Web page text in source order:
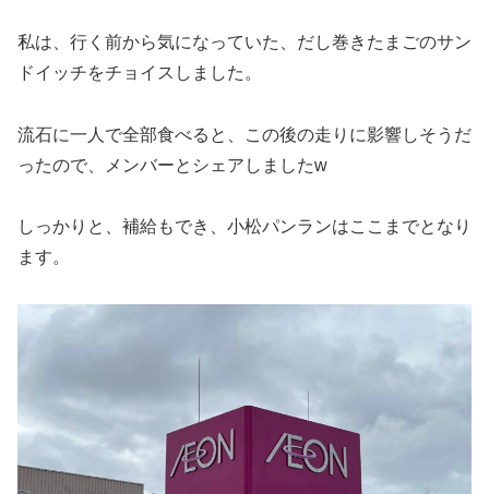
私は、行く前から気になっていた、だし巻きたまごのサン
ドイッチをチョイスしました。
流石に一人で全部食べると、この後の走りに影響しそうだ
ったので、メンバーとシェアしましたw
しっかりと、補給もでき、小松パンランはここまでとなり
ます。